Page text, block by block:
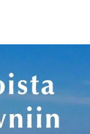
perustuva dokumentti
suomalaisten
hajoamisesta ja